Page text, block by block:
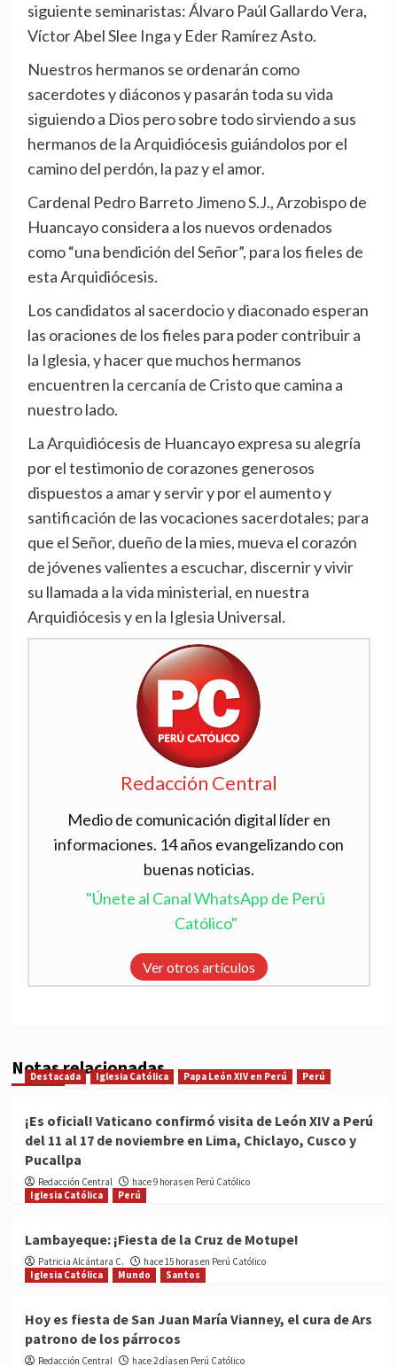
siguiente seminaristas: Álvaro Paúl Gallardo Vera,
Víctor Abel Slee Inga y Eder Ramírez Asto.
Nuestros hermanos se ordenarán como
sacerdotes y diáconos y pasarán toda su vida
siguiendo a Dios pero sobre todo sirviendo a sus
hermanos de la Arquidiócesis guiándolos por el
camino del perdón, la paz y el amor.
Cardenal Pedro Barreto Jimeno S.J., Arzobispo de
Huancayo considera a los nuevos ordenados
como “una bendición del Señor”, para los fieles de
esta Arquidiócesis.
Los candidatos al sacerdocio y diaconado esperan
las oraciones de los fieles para poder contribuir a
la Iglesia, y hacer que muchos hermanos
encuentren la cercanía de Cristo que camina a
nuestro lado.
La Arquidiócesis de Huancayo expresa su alegría
por el testimonio de corazones generosos
dispuestos a amar y servir y por el aumento y
santificación de las vocaciones sacerdotales; para
que el Señor, dueño de la mies, mueva el corazón
de jóvenes valientes a escuchar, discernir y vivir
su llamada a la vida ministerial, en nuestra
Arquidiócesis y en la Iglesia Universal.
Redacción Central
Medio de comunicación digital líder en
informaciones. 14 años evangelizando con
buenas noticias.
"Únete al Canal WhatsApp de Perú
Católico"
Ver otros artículos
Notas relacionadas
Destacada Iglesia Católica Papa León XIV en Perú Perú
¡Es oficial! Vaticano confirmó visita de León XIV a Perú
del 11 al 17 de noviembre en Lima, Chiclayo, Cusco y
Pucallpa
Redacción Central
hace 9 horas en Perú Católico
Iglesia Católica
Perú
Lambayeque: ¡Fiesta de la Cruz de Motupe!
Patricia Alcántara C.
hace 15 horas en Perú Católico
Iglesia Católica
Mundo Santos
Hoy es fiesta de San Juan María Vianney, el cura de Ars
patrono de los párrocos
Redacción Central hace 2 días en Perú Católico